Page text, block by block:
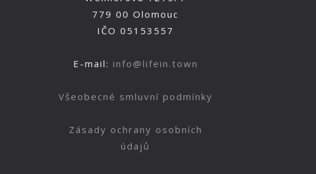
779 00 Olomouc
IČO 05153557
E-mail: info@lifein.town
Všeobecné smluvní podmínky
Zásady ochrany osobních
údajů